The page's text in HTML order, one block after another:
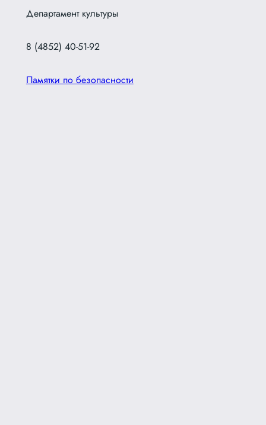
Департамент культуры
8 (4852) 40-51-92
Памятки по безопасности